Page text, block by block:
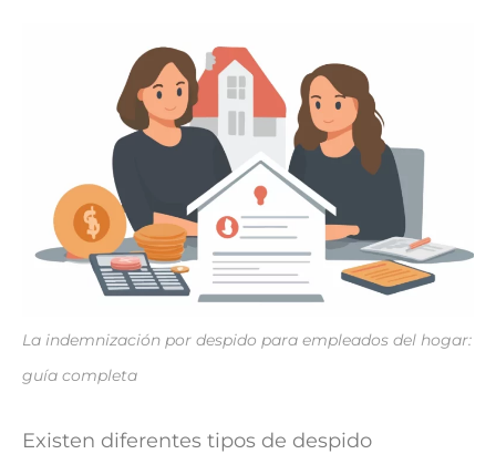
La indemnización por despido para empleados del hogar:
guía completa
Existen diferentes tipos de despido